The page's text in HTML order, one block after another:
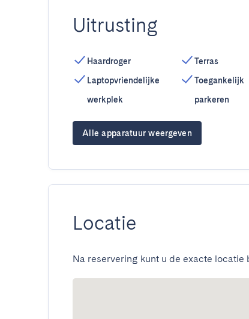
Uitrusting
Haardroger
Laptopvriendelijke
werkplek
Terras
Toegankelijk
parkeren
Alle apparatuur weergeven
Locatie
Na reservering kunt u de exacte locatie